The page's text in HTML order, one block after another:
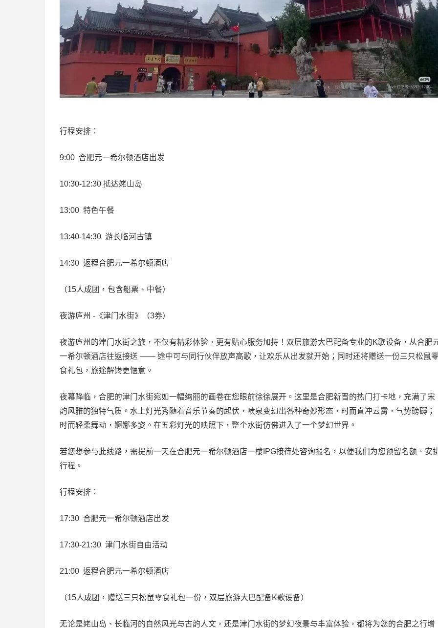
行程安排：
9:00 合肥元一希尔顿酒店出发
10:30-12:30 抵达姥山岛
13:00 特色午餐
13:40-14:30 游长临河古镇
14:30 返程合肥元一希尔顿酒店
（15人成团，包含船票、中餐）
夜游庐州 -《津门水街》（3券）
夜游庐州的津门水街之旅，不仅有精彩体验，更有贴心服务加持！双层旅游大巴配备专业的K歌设备，从合肥
一希尔顿酒店往返接送 —— 途中可与同行伙伴放声高歌，让欢乐从出发就开始；同时还将赠送一份三只松鼠
食礼包，旅途解馋更惬意。
夜幕降临，合肥的津门水街宛如一幅绚丽的画卷在您眼前徐徐展开。这里是合肥新晋的热门打卡地，充满了宋
韵风雅的独特气质。水上灯光秀随着音乐节奏的起伏，喷泉变幻出各种奇妙形态，时而直冲云霄，气势磅礴；
时而轻柔舞动，婀娜多姿。在五彩灯光的映照下，整个水街仿佛进入了一个梦幻世界。
若您想参与此线路，需提前一天在合肥元一希尔顿酒店一楼IPG接待处咨询报名，以便我们为您预留名额、安
行程。
行程安排：
17:30 合肥元一希尔顿酒店出发
17:30-21:30 津门水街自由活动
21:00 返程合肥元一希尔顿酒店
（15人成团，赠送三只松鼠零食礼包一份，双层旅游大巴配备K歌设备）
无论是姥山岛、长临河的自然风光与古韵人文，还是津门水街的梦幻夜景与丰富体验，都将为您的合肥之行增